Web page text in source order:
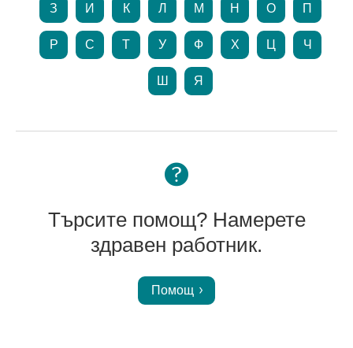
З И К Л М Н О П
Р С Т У Ф Х Ц Ч
Ш Я
Търсите помощ? Намерете
здравен работник.
Помощ